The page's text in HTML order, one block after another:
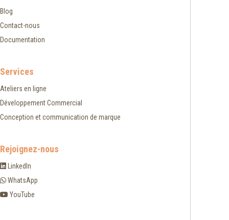
Blog
Contact-nous
Documentation
Services
Ateliers en ligne
Développement Commercial
Conception et communication de marque
Rejoignez-nous
LinkedIn
WhatsApp
YouTube